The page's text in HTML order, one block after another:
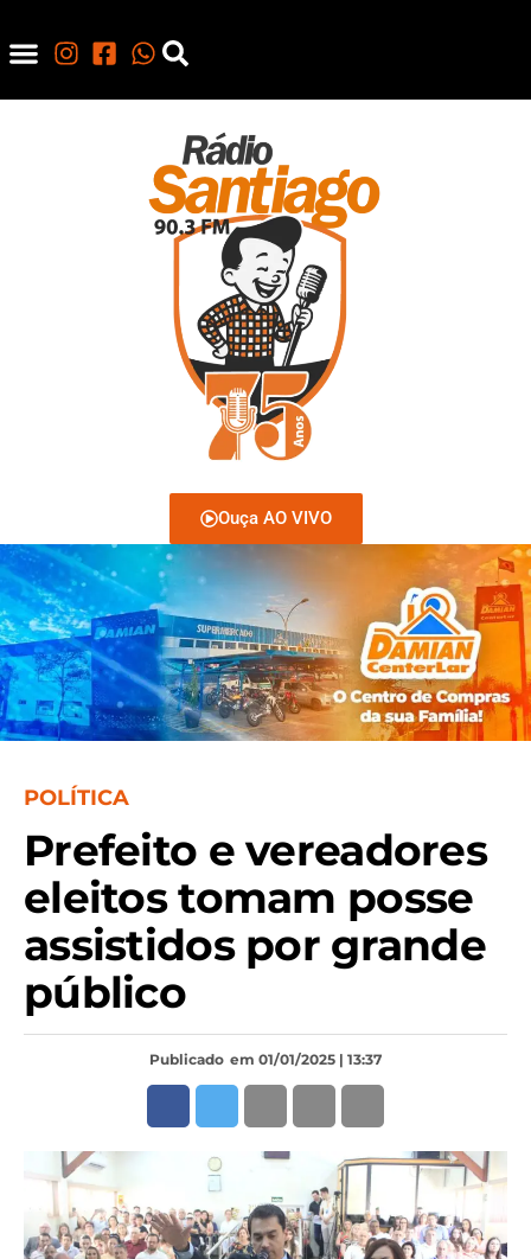
Ouça AO VIVO
POLÍTICA
Prefeito e vereadores
eleitos tomam posse
assistidos por grande
público
Publicado em 01/01/2025 | 13:37